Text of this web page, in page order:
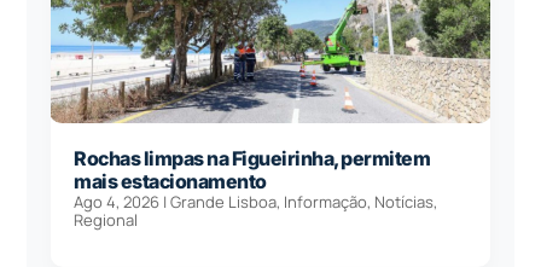
Rochas limpas na Figueirinha, permitem
mais estacionamento
Ago 4, 2026 |Grande Lisboa, Informação, Notícias,
Regional